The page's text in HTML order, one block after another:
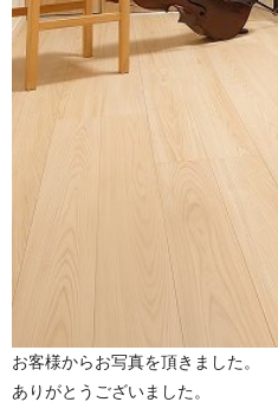
お客様からお写真を頂きました。
ありがとうございました。